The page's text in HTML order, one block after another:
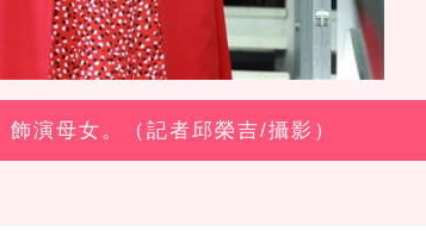
演母女。（記者邱榮吉/攝影）